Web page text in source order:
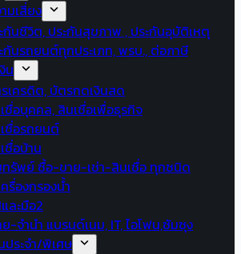
มเสี่ยง
กันชีวิต, ประกันสุขภาพ , ประกันอุบัติเหตุ
กันรถยนต์ทุกประเภท, พรบ., ต่อภาษี
น
เครดิต, บัตรกดเงินสด
ชื่อบุคคล, สินเชื่อเพื่อธุรกิจ
ชื่อรถยนต์
ชื่อบ้าน
ทรัพย์ ซื้อ-ขาย-เช่า-สินเชื่อ ทุกชนิด
ครื่องกรองน้ำ
ละมือ2
-จำนำ แบรนด์เนม, IT, ไอโฟน,ซัมซุง
ประจำ/พิเศษ